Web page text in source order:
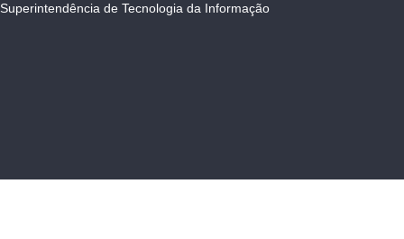
Superintendência de Tecnologia da Informação